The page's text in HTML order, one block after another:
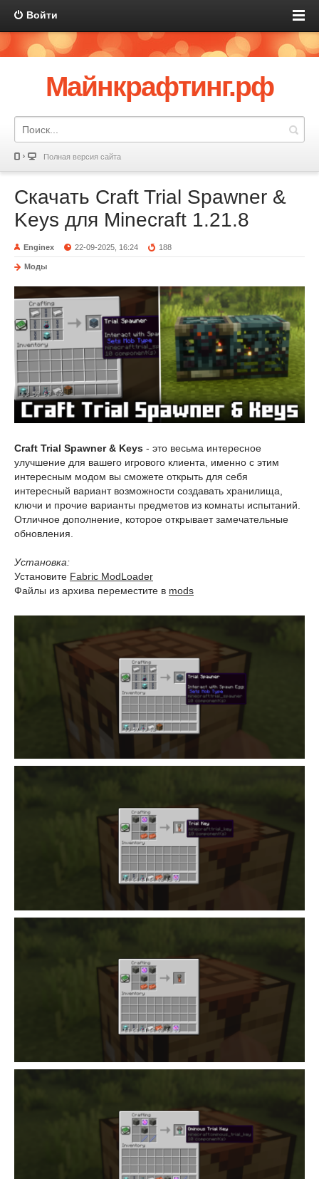
Войти
Майнкрафтинг.рф
Полная версия сайта
Скачать Craft Trial Spawner &
Keys для Minecraft 1.21.8
Enginex 22-09-2025, 16:24 188
Моды
Craft Trial Spawner & Keys - это весьма интересное
улучшение для вашего игрового клиента, именно с этим
интересным модом вы сможете открыть для себя
интересный вариант возможности создавать хранилища,
ключи и прочие варианты предметов из комнаты испытаний.
Отличное дополнение, которое открывает замечательные
обновления.
Установка:
Установите Fabric ModLoader
Файлы из архива переместите в mods